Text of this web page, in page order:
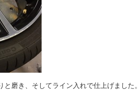
磨き、そしてライン入れで仕上げました。